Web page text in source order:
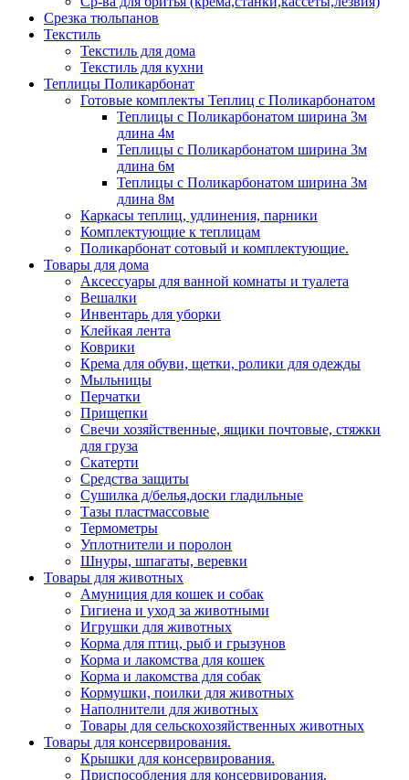
Срезка тюльпанов
Текстиль
Текстиль для дома
Текстиль для кухни
Теплицы Поликарбонат
Готовые комплекты Теплиц с Поликарбонатом
Теплицы с Поликарбонатом ширина 3м
длина 4м
Теплицы с Поликарбонатом ширина 3м
длина 6м
Теплицы с Поликарбонатом ширина 3м
длина 8м
Каркасы теплиц, удлинения, парники
Комплектующие к теплицам
Поликарбонат сотовый и комплектующие.
Товары для дома
Аксессуары для ванной комнаты и туалета
Вешалки
Инвентарь для уборки
Клейкая лента
Коврики
Крема для обуви, щетки, ролики для одежды
Мыльницы
Перчатки
Прищепки
Свечи хозяйственные, ящики почтовые, стяжки
для груза
Скатерти
Средства защиты
Сушилка д/белья,доски гладильные
Тазы пластмассовые
Термометры
Уплотнители и поролон
Шнуры, шпагаты, веревки
Товары для животных
Амуниция для кошек и собак
Гигиена и уход за животными
Игрушки для животных
Корма для птиц, рыб и грызунов
Корма и лакомства для кошек
Корма и лакомства для собак
Кормушки, поилки для животных
Наполнители для животных
Товары для сельскохозяйственных животных
Товары для консервирования.
Крышки для консервирования.
Приспособления для консервирования.